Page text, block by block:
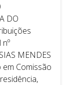
DO
MENDES
em Comissão